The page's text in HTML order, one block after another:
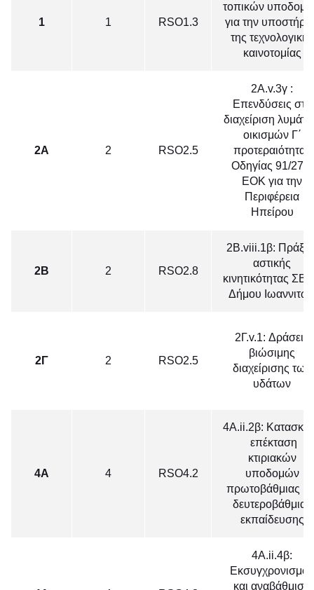
1 1 RSO1.3
τοπικών
για την
της τεχνολογικής
καινοτομίας
2Α 2 RSO2.5
2A.v.3γ :
Επενδύσεις στη
διαχείριση
οικισμών Γ΄
προτεραιότητας
Οδηγίας 91/271/
ΕΟΚ για την
Περιφέρεια
Ηπείρου
2B 2 RSO2.8
2Β.viii.1β:
αστικής
κινητικότητας
Δήμου
2Γ 2 RSO2.5
2Γ.v.1: Δράσεις
βιώσιμης
διαχείρισης των
υδάτων
4Α 4 RSO4.2
4A.ii.2β:
 επέκταση
κτιριακών
υποδομών
πρωτοβάθμιας
δευτεροβάθμιας
εκπαίδευσης
4Α.ii.4β:
Εκσυγχρονισμός
και αναβάθμιση